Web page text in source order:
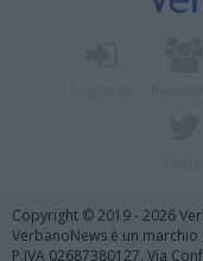
Copyright © 2019 - 2026
VerbanoNews è un
P.IVA 02687380127, Via